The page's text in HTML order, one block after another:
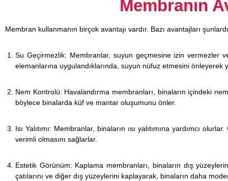
Membranın
Membran kullanmanın birçok avantajı vardır. Bazı avantajları
Su Geçirmezlik: Membranlar, suyun geçmesine izin vermezler
elemanlarına uygulandıklarında, suyun nüfuz etmesini
Nem Kontrolü: Havalandırma membranları, binaların içindeki
böylece binalarda küf ve mantar oluşumunu önler.
Isı Yalıtımı: Membranlar, binaların ısı yalıtımına yardımcı
verimli olmasını sağlarlar.
Estetik Görünüm: Kaplama membranları, binaların dış
çatılarını ve diğer dış yüzeylerini kaplayarak, binaların daha